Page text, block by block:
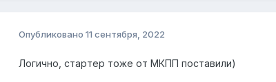
Опубликовано 11 сентября, 2022
Логично, стартер тоже от МКПП поставили)